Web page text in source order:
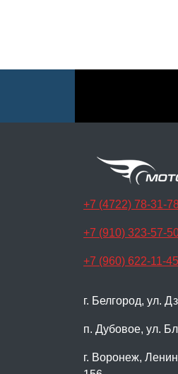
+7 (4722) 78-31-
+7 (910) 323-57-
+7 (960) 622-11-
г. Белгород, ул.
п. Дубовое, ул.
г. Воронеж,